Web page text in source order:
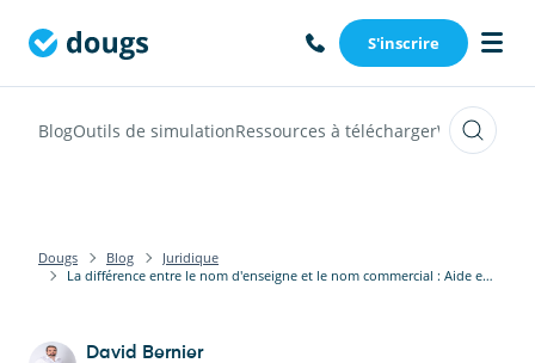
S'inscrire
BlogOutils de simulationRessources à téléchargerWebinars
Dougs Blog
Juridique
La différence entre le nom d'enseigne et le nom commercial : Aide et conseils
David Bernier